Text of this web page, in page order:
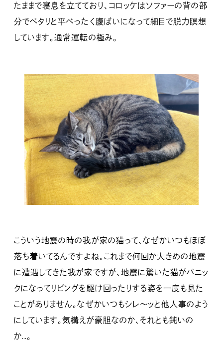
たままで寝息を立てており、コロッケはソファーの背の部
分でペタリと平べったく腹ばいになって細目で脱力瞑想
しています。通常運転の極み。
こういう地震の時の我が家の猫って、なぜかいつもほぼ
落ち着いてるんですよね。これまで何回か大きめの地震
に遭遇してきた我が家ですが、地震に驚いた猫がパニッ
クになってリビングを駆け回ったりする姿を一度も見た
ことがありません。なぜかいつもシレ～ッと他人事のよう
にしています。気構えが豪胆なのか、それとも鈍いの
か…。